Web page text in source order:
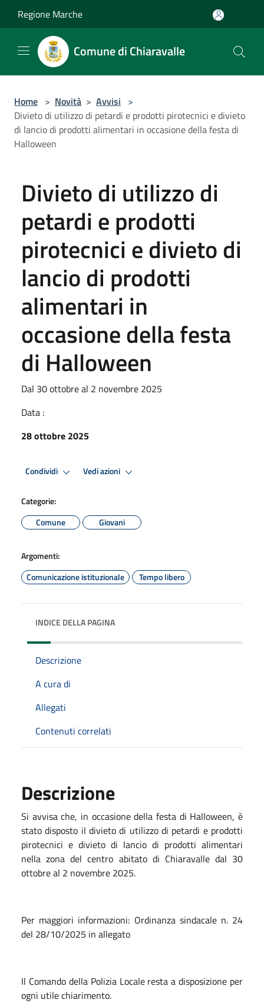
Regione Marche
Comune di Chiaravalle
Home > Novità > Avvisi >
Divieto di utilizzo di petardi e prodotti pirotecnici e divieto
di lancio di prodotti alimentari in occasione della festa di
Halloween
Divieto di utilizzo di
petardi e prodotti
pirotecnici e divieto di
lancio di prodotti
alimentari in
occasione della festa
di Halloween
Dal 30 ottobre al 2 novembre 2025
Data :
28 ottobre 2025
Condividi Vedi azioni
Categorie:
Comune
Giovani
Argomenti:
Comunicazione istituzionale
Tempo libero
INDICE DELLA PAGINA
Descrizione
A cura di
Allegati
Contenuti correlati
Descrizione
Si avvisa che, in occasione della festa di Halloween, è
stato disposto il divieto di utilizzo di petardi e prodotti
pirotecnici e divieto di lancio di prodotti alimentari
nella zona del centro abitato di Chiaravalle dal 30
ottobre al 2 novembre 2025.
Per maggiori informazioni: Ordinanza sindacale n. 24
del 28/10/2025 in allegato
Il Comando della Polizia Locale resta a disposizione per
ogni utile chiarimento.